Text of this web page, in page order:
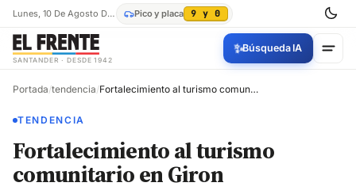
Lunes, 10 De Agosto De 2026 Pico y placa 9 y 0
SANTANDER · DESDE 1942
✨Búsqueda IA
Portada/tendencia/ Fortalecimiento al turismo comunitario en Giron
TENDENCIA
Fortalecimiento al turismo
comunitario en Giron